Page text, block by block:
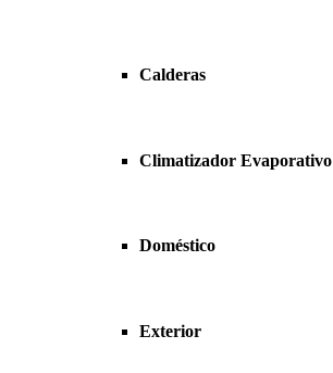
Calderas
Climatizador Evaporativo
Doméstico
Exterior